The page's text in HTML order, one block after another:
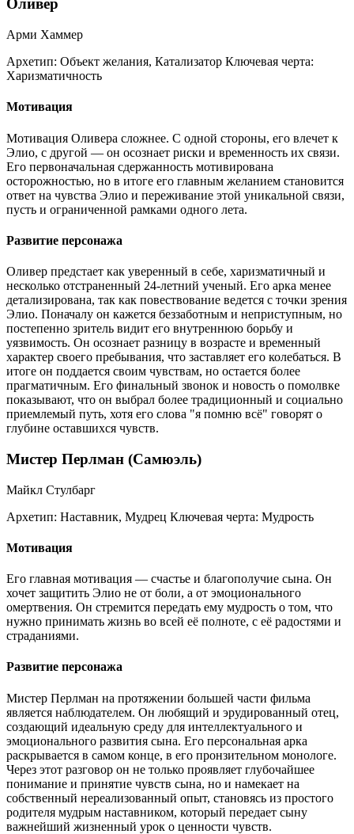
Оливер
Арми Хаммер
Архетип: Объект желания, Катализатор Ключевая черта:
Харизматичность
Мотивация
Мотивация Оливера сложнее. С одной стороны, его влечет к
Элио, с другой — он осознает риски и временность их связи.
Его первоначальная сдержанность мотивирована
осторожностью, но в итоге его главным желанием становится
ответ на чувства Элио и переживание этой уникальной связи,
пусть и ограниченной рамками одного лета.
Развитие персонажа
Оливер предстает как уверенный в себе, харизматичный и
несколько отстраненный 24-летний ученый. Его арка менее
детализирована, так как повествование ведется с точки зрения
Элио. Поначалу он кажется беззаботным и неприступным, но
постепенно зритель видит его внутреннюю борьбу и
уязвимость. Он осознает разницу в возрасте и временный
характер своего пребывания, что заставляет его колебаться. В
итоге он поддается своим чувствам, но остается более
прагматичным. Его финальный звонок и новость о помолвке
показывают, что он выбрал более традиционный и социально
приемлемый путь, хотя его слова "я помню всё" говорят о
глубине оставшихся чувств.
Мистер Перлман (Самюэль)
Майкл Стулбарг
Архетип: Наставник, Мудрец Ключевая черта: Мудрость
Мотивация
Его главная мотивация — счастье и благополучие сына. Он
хочет защитить Элио не от боли, а от эмоционального
омертвения. Он стремится передать ему мудрость о том, что
нужно принимать жизнь во всей её полноте, с её радостями и
страданиями.
Развитие персонажа
Мистер Перлман на протяжении большей части фильма
является наблюдателем. Он любящий и эрудированный отец,
создающий идеальную среду для интеллектуального и
эмоционального развития сына. Его персональная арка
раскрывается в самом конце, в его пронзительном монологе.
Через этот разговор он не только проявляет глубочайшее
понимание и принятие чувств сына, но и намекает на
собственный нереализованный опыт, становясь из простого
родителя мудрым наставником, который передает сыну
важнейший жизненный урок о ценности чувств.